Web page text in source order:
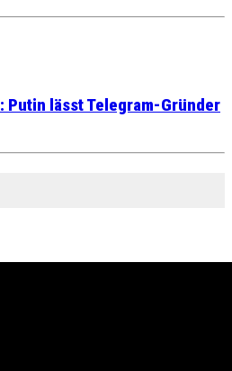
Putin lässt Telegram-Gründer